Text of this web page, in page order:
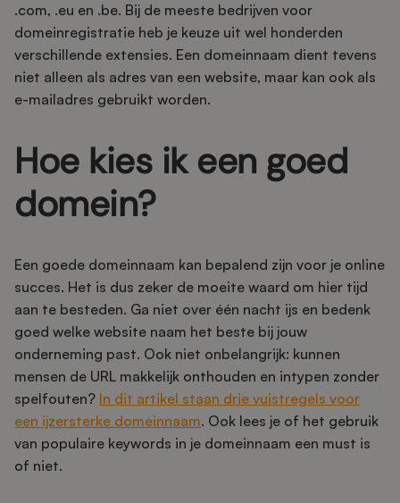
.com, .eu en .be. Bij de meeste bedrijven voor
domeinregistratie heb je keuze uit wel honderden
verschillende extensies. Een domeinnaam dient tevens
niet alleen als adres van een website, maar kan ook als
e-mailadres gebruikt worden.
Hoe kies ik een goed
domein?
Een goede domeinnaam kan bepalend zijn voor je online
succes. Het is dus zeker de moeite waard om hier tijd
aan te besteden. Ga niet over één nacht ijs en bedenk
goed welke website naam het beste bij jouw
onderneming past. Ook niet onbelangrijk: kunnen
mensen de URL makkelijk onthouden en intypen zonder
spelfouten? In dit artikel staan drie vuistregels voor
een ijzersterke domeinnaam. Ook lees je of het gebruik
van populaire keywords in je domeinnaam een must is
of niet.